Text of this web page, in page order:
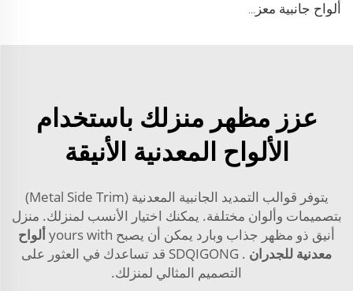
ألواح جانبية معزولة معدنية سميكة 16مم ألواح مركبة معزولة بالبولي يوريثين PU الرغوية المعزولة حراريًا
عزز مظهر منزلك باستخدام
الألواح المعدنية الأنيقة
يتوفر قوالب التمديد الجانبية المعدنية (Metal Side Trim)
بتصميمات وألوان مختلفة. يمكنك اختيار الأنسب لمنزلك. منزل
أنيق ذو مظهر جذاب وبارد يمكن أن يصبح yours with
ألواح
معدنية للجدران
. SDQIGONG قد تساعدك في العثور على
التصميم المثالي لمنزلك.